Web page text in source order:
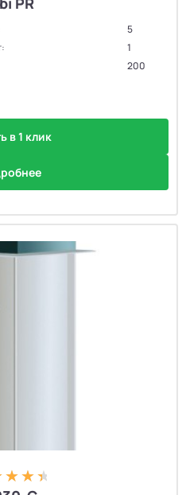
5
1
200
в 1 клик